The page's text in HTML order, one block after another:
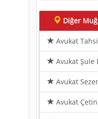
Diğer
Avukat
Avukat Şule
Avukat
Avukat Çetin